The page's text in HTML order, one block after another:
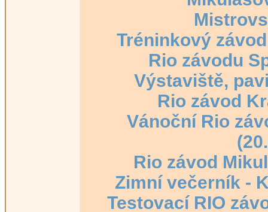
Tréninkový
Rio závodu
Výstaviště,
Rio závod
Vánoční Rio
Rio závod
Zimní večerník -
Testovací RIO